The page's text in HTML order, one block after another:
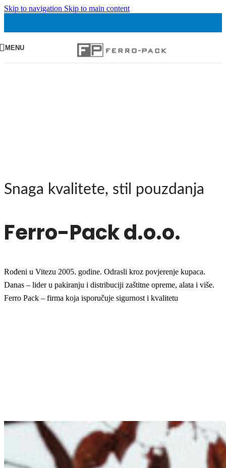
Skip to navigation Skip to main content
MENU
Snaga kvalitete, stil pouzdanja
Ferro-Pack d.o.o.
Rođeni u Vitezu 2005. godine. Odrasli kroz povjerenje kupaca.
Danas – lider u pakiranju i distribuciji zaštitne opreme, alata i više.
Ferro Pack – firma koja isporučuje sigurnost i kvalitetu